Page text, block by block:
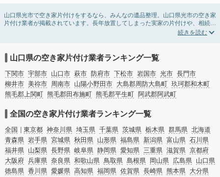
山口県光市で空き家片付けをするなら、みんなの遺品整理。山口県光市の空き家
片付け業者が掲載されています。長年放置してしまった実家の片付けや、相続し
たが住む予定のない親の家の不用品の処分・回収・引き取りまで対応していま
てみましょう。
また家一軒まるごとの掃除方法・空家対策特別措置法の法改正に伴う空き家の片
付けについての情報も豊富です。
山口県の空き家片付け業者ランキング一覧
下関市 宇部市 山口市 萩市 防府市 下松市 岩国市 光市 長門市
柳井市 美祢市 周南市 山陽小野田市 大島郡周防大島町 玖珂郡和木町
熊毛郡上関町 熊毛郡田布施町 熊毛郡平生町 阿武郡阿武町
全国の空き家片付け業者ランキング一覧
全国 東京都 神奈川県 埼玉県 千葉県 茨城県 栃木県 群馬県 北海道
青森県 岩手県 宮城県 秋田県 山形県 福島県 新潟県 富山県 石川県
福井県 山梨県 長野県 岐阜県 静岡県 愛知県 三重県 滋賀県 京都府
大阪府 兵庫県 奈良県 和歌山県 鳥取県 島根県 岡山県 広島県 山口県
徳島県 香川県 愛媛県 高知県 福岡県 佐賀県 長崎県 熊本県 大分県